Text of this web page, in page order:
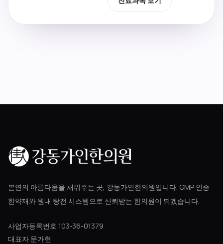
본연의 아름다움을 채워주는 곳, 강동가인한의원입니다. GMP 인증
한약재와 원내 탕전 시스템으로 신뢰받는 한의원이 되겠습니다.
사업자등록번호 103-36-01379
대표자 문가현